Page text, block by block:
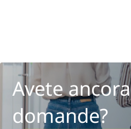
Avete ancora
domande?